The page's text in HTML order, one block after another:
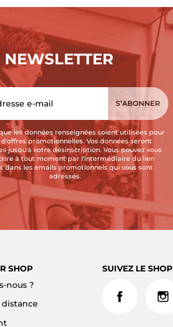
NEWSLETTER
les données renseignées soient utilisées pour
d'offres promotionnelles. Vos données seront
jusqu'à votre désinscription. Vous pouvez vous
à tout moment par l'intermédiaire du lien
dans les emails promotionnels qui vous sont
adressés.
SHOP
nous ?
distance
SUIVEZ LE SHOP